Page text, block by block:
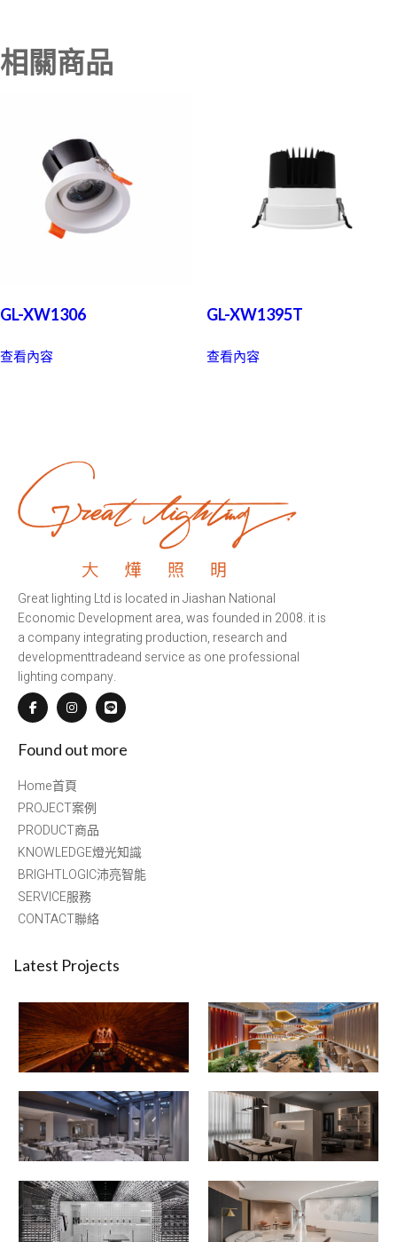
相關商品
GL-XW1306
查看內容
GL-XW1395T
查看內容
Great lighting Ltd is located in Jiashan National
Economic Development area, was founded in 2008. it is
a company integrating production, research and
developmenttradeand service as one professional
lighting company.
Found out more
Home首頁
PROJECT案例
PRODUCT商品
KNOWLEDGE燈光知識
BRIGHTLOGIC沛亮智能
SERVICE服務
CONTACT聯絡
Latest Projects